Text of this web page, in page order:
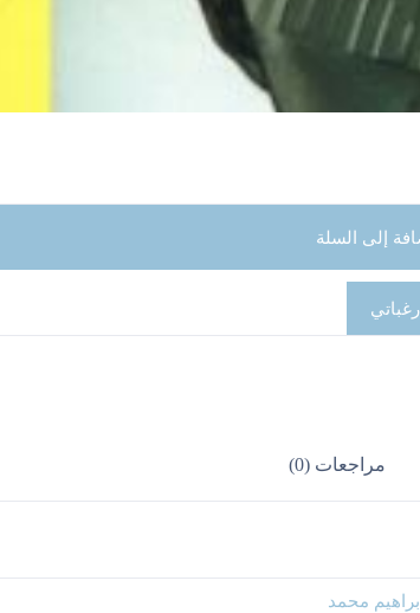
إلى السلة
مراجعات (0)
ابراهيم محمد